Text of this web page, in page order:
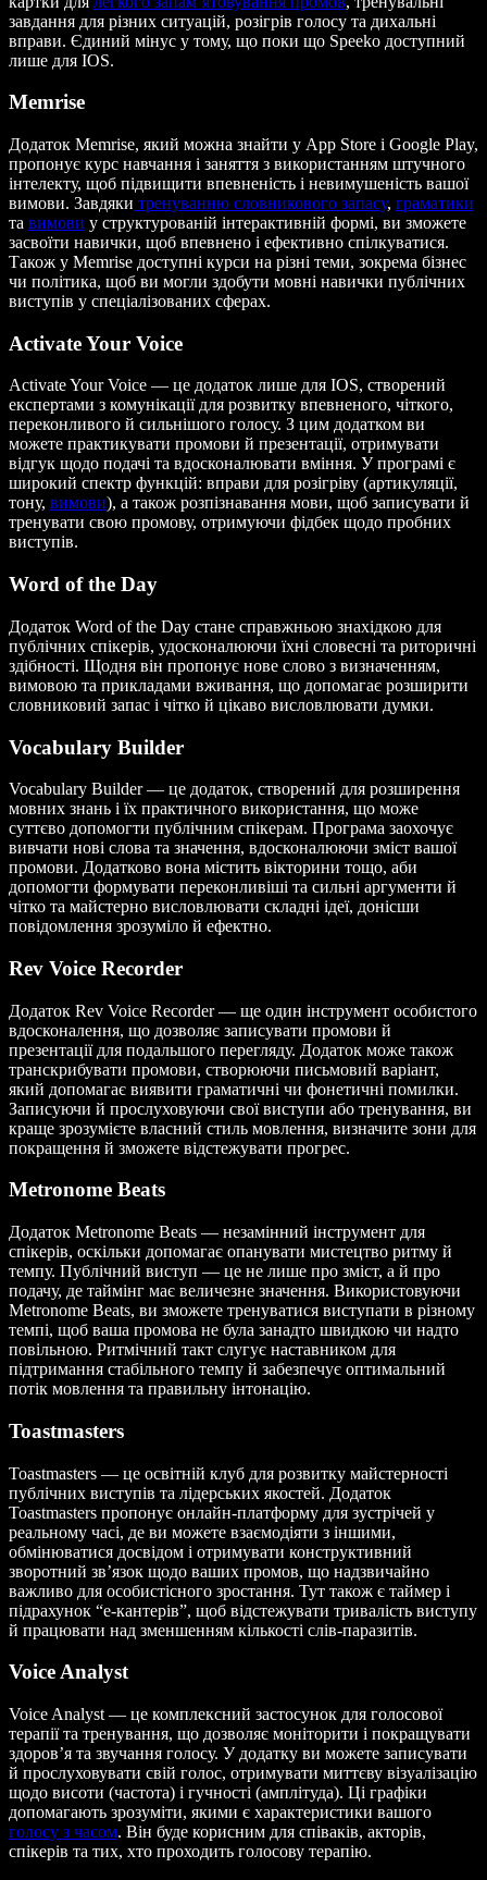
завдання для різних ситуацій, розігрів голосу та дихальні
вправи. Єдиний мінус у тому, що поки що Speeko доступний
лише для IOS.
Memrise
Додаток Memrise, який можна знайти у App Store і Google Play,
пропонує курс навчання і заняття з використанням штучного
інтелекту, щоб підвищити впевненість і невимушеність вашої
вимови. Завдяки тренуванню словникового запасу, граматики
та вимови у структурованій інтерактивній формі, ви зможете
засвоїти навички, щоб впевнено і ефективно спілкуватися.
Також у Memrise доступні курси на різні теми, зокрема бізнес
чи політика, щоб ви могли здобути мовні навички публічних
виступів у спеціалізованих сферах.
Activate Your Voice
Activate Your Voice — це додаток лише для IOS, створений
експертами з комунікації для розвитку впевненого, чіткого,
переконливого й сильнішого голосу. З цим додатком ви
можете практикувати промови й презентації, отримувати
відгук щодо подачі та вдосконалювати вміння. У програмі є
широкий спектр функцій: вправи для розігріву (артикуляції,
тону, вимови), а також розпізнавання мови, щоб записувати й
тренувати свою промову, отримуючи фідбек щодо пробних
виступів.
Word of the Day
Додаток Word of the Day стане справжньою знахідкою для
публічних спікерів, удосконалюючи їхні словесні та риторичні
здібності. Щодня він пропонує нове слово з визначенням,
вимовою та прикладами вживання, що допомагає розширити
словниковий запас і чітко й цікаво висловлювати думки.
Vocabulary Builder
Vocabulary Builder — це додаток, створений для розширення
мовних знань і їх практичного використання, що може
суттєво допомогти публічним спікерам. Програма заохочує
вивчати нові слова та значення, вдосконалюючи зміст вашої
промови. Додатково вона містить вікторини тощо, аби
допомогти формувати переконливіші та сильні аргументи й
чітко та майстерно висловлювати складні ідеї, донісши
повідомлення зрозуміло й ефектно.
Rev Voice Recorder
Додаток Rev Voice Recorder — ще один інструмент особистого
вдосконалення, що дозволяє записувати промови й
презентації для подальшого перегляду. Додаток може також
транскрибувати промови, створюючи письмовий варіант,
який допомагає виявити граматичні чи фонетичні помилки.
Записуючи й прослуховуючи свої виступи або тренування, ви
краще зрозумієте власний стиль мовлення, визначите зони для
покращення й зможете відстежувати прогрес.
Metronome Beats
Додаток Metronome Beats — незамінний інструмент для
спікерів, оскільки допомагає опанувати мистецтво ритму й
темпу. Публічний виступ — це не лише про зміст, а й про
подачу, де таймінг має величезне значення. Використовуючи
Metronome Beats, ви зможете тренуватися виступати в різному
темпі, щоб ваша промова не була занадто швидкою чи надто
повільною. Ритмічний такт слугує наставником для
підтримання стабільного темпу й забезпечує оптимальний
потік мовлення та правильну інтонацію.
Toastmasters
Toastmasters — це освітній клуб для розвитку майстерності
публічних виступів та лідерських якостей. Додаток
Toastmasters пропонує онлайн-платформу для зустрічей у
реальному часі, де ви можете взаємодіяти з іншими,
обмінюватися досвідом і отримувати конструктивний
зворотний зв’язок щодо ваших промов, що надзвичайно
важливо для особистісного зростання. Тут також є таймер і
підрахунок “е-кантерів”, щоб відстежувати тривалість виступу
й працювати над зменшенням кількості слів-паразитів.
Voice Analyst
Voice Analyst — це комплексний застосунок для голосової
терапії та тренування, що дозволяє моніторити і покращувати
здоров’я та звучання голосу. У додатку ви можете записувати
й прослуховувати свій голос, отримувати миттєву візуалізацію
щодо висоти (частота) і гучності (амплітуда). Ці графіки
допомагають зрозуміти, якими є характеристики вашого
голосу з часом. Він буде корисним для співаків, акторів,
спікерів та тих, хто проходить голосову терапію.